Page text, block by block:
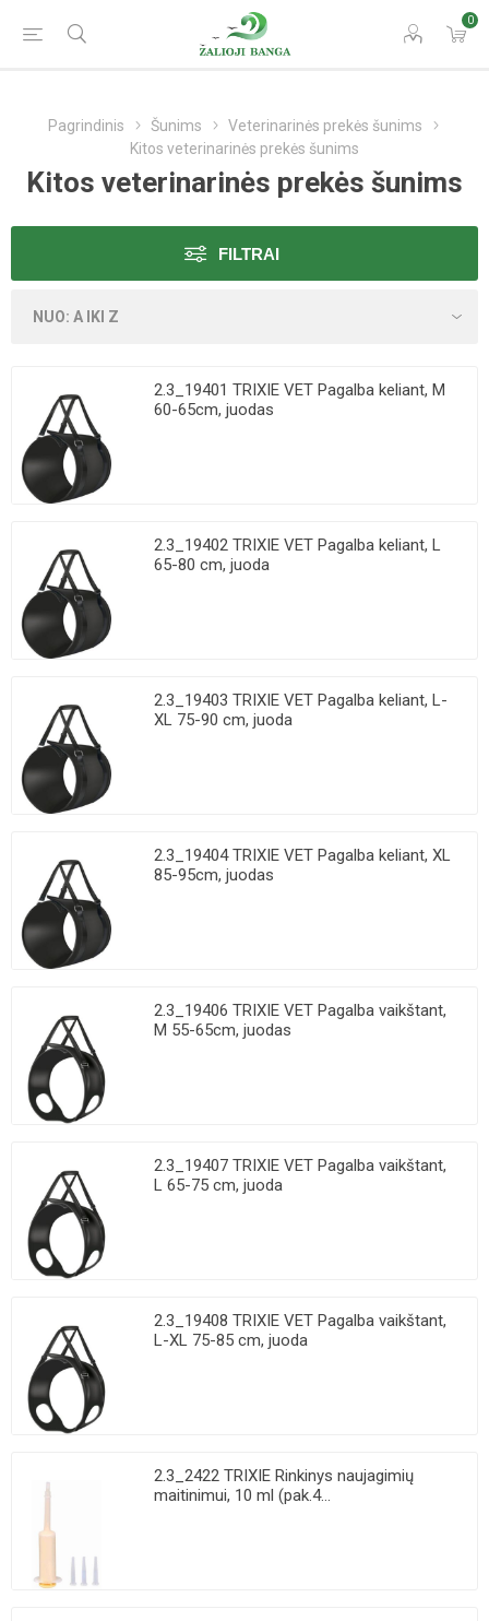
0
Pagrindinis Šunims
Veterinarinės prekės šunims
Kitos veterinarinės prekės šunims
Kitos veterinarinės prekės šunims
FILTRAI
2.3_19401 TRIXIE VET Pagalba keliant, M
60-65cm, juodas
2.3_19402 TRIXIE VET Pagalba keliant, L
65-80 cm, juoda
2.3_19403 TRIXIE VET Pagalba keliant, L-
XL 75-90 cm, juoda
2.3_19404 TRIXIE VET Pagalba keliant, XL
85-95cm, juodas
2.3_19406 TRIXIE VET Pagalba vaikštant,
M 55-65cm, juodas
2.3_19407 TRIXIE VET Pagalba vaikštant,
L 65-75 cm, juoda
2.3_19408 TRIXIE VET Pagalba vaikštant,
L-XL 75-85 cm, juoda
2.3_2422 TRIXIE Rinkinys naujagimių
maitinimui, 10 ml (pak.4...